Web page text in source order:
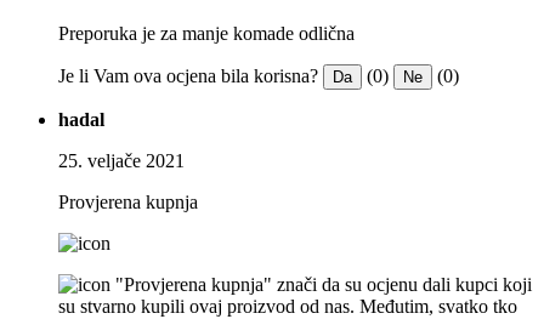
Preporuka je za manje komade odlična
Je li Vam ova ocjena bila korisna? Da (0) Ne (0)
hadal
25. veljače 2021
Provjerena kupnja
"Provjerena kupnja" znači da su ocjenu dali kupci koji
su stvarno kupili ovaj proizvod od nas. Međutim, svatko tko